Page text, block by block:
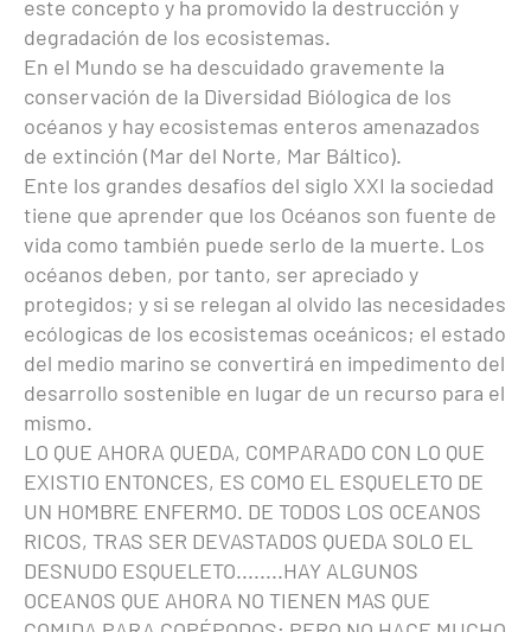
este concepto y ha promovido la destrucción y
degradación de los ecosistemas.
En el Mundo se ha descuidado gravemente la
conservación de la Diversidad Biólogica de los
océanos y hay ecosistemas enteros amenazados
de extinción (Mar del Norte, Mar Báltico).
Ente los grandes desafíos del siglo XXI la sociedad
tiene que aprender que los Océanos son fuente de
vida como también puede serlo de la muerte. Los
océanos deben, por tanto, ser apreciado y
protegidos; y si se relegan al olvido las necesidades
ecólogicas de los ecosistemas oceánicos; el estado
del medio marino se convertirá en impedimento del
desarrollo sostenible en lugar de un recurso para el
mismo.
LO QUE AHORA QUEDA, COMPARADO CON LO QUE
EXISTIO ENTONCES, ES COMO EL ESQUELETO DE
UN HOMBRE ENFERMO. DE TODOS LOS OCEANOS
RICOS, TRAS SER DEVASTADOS QUEDA SOLO EL
DESNUDO ESQUELETO........HAY ALGUNOS
OCEANOS QUE AHORA NO TIENEN MAS QUE